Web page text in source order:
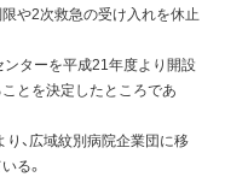
や2次救急の受け入れを休止
ンターを平成21年度より開設
とを決定したところであ
、広域紋別病院企業団に移
る。